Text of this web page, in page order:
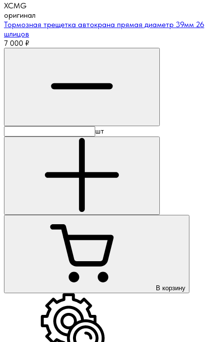
XCMG
оригинал
Тормозная трещетка автокрана прямая диаметр 39мм 26
шлицов
7 000 ₽
шт
В корзину